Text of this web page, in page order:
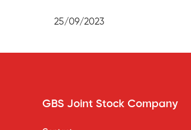
25/09/2023
GBS Joint Stock Company